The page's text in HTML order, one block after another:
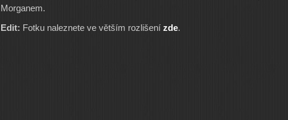
Morganem.
Edit: Fotku naleznete ve větším rozlišení zde.